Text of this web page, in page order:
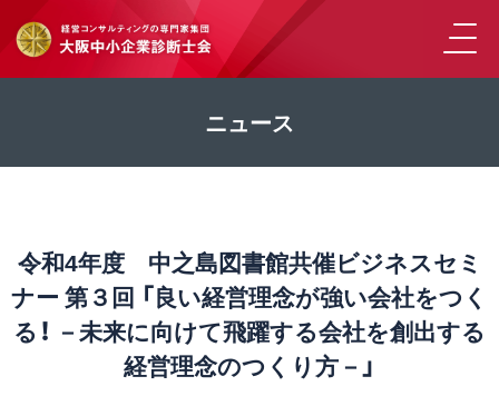
ニュース
令和4年度 中之島図書館共催ビジネスセミ
ナー 第３回 「良い経営理念が強い会社をつく
る！ －未来に向けて飛躍する会社を創出する
経営理念のつくり方－」